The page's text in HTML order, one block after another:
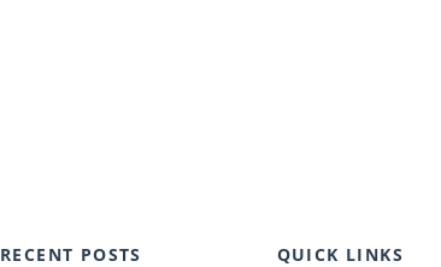
RECENT POSTS QUICK LINKS